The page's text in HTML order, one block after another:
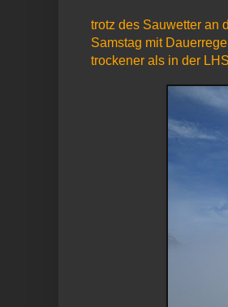
trotz des Sauwetter an
Samstag mit
trockener als in der